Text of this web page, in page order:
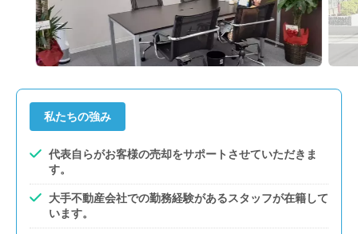
私たちの強み
代表自らがお客様の売却をサポートさせていただきま
す。
大手不動産会社での勤務経験があるスタッフが在籍して
います。